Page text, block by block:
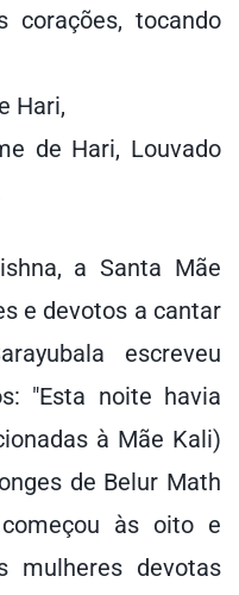
corações, tocando
Hari,
de Hari, Louvado
a Santa Mãe
e devotos a cantar
escreveu
"Esta noite havia
à Mãe Kali)
de Belur Math
às oito e
mulheres devotas